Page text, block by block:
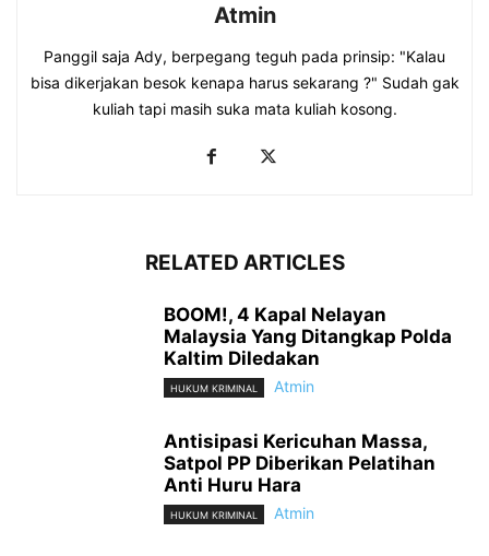
Atmin
Panggil saja Ady, berpegang teguh pada prinsip: "Kalau
bisa dikerjakan besok kenapa harus sekarang ?" Sudah gak
kuliah tapi masih suka mata kuliah kosong.
RELATED ARTICLES
BOOM!, 4 Kapal Nelayan
Malaysia Yang Ditangkap Polda
Kaltim Diledakan
HUKUM KRIMINAL Atmin
Antisipasi Kericuhan Massa,
Satpol PP Diberikan Pelatihan
Anti Huru Hara
HUKUM KRIMINAL Atmin